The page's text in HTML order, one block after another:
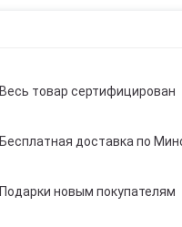
Весь товар сертифицирован
Бесплатная доставка по
Подарки новым покупателям